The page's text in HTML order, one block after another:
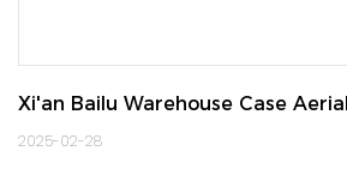
Xi'an Bailu Warehouse Case
2025-02-28